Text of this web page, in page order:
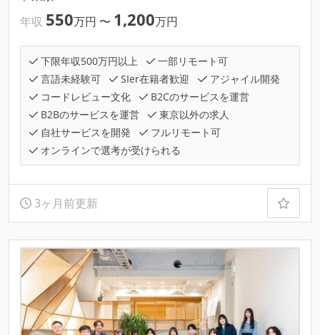
年収 550万円 〜 1,200万円
下限年収500万円以上
一部リモート可
言語未経験可
SIer在籍者歓迎
アジャイル開発
コードレビュー文化
B2Cのサービスを運営
B2Bのサービスを運営
東京以外の求人
自社サービスを開発
フルリモート可
オンラインで選考が受けられる
3ヶ月前更新